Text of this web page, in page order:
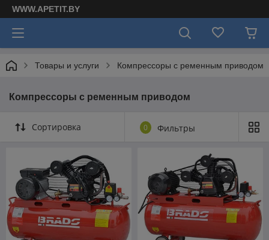
WWW.APETIT.BY
Товары и услуги Компрессоры с ременным приводом
Компрессоры с ременным приводом
Сортировка 0 Фильтры